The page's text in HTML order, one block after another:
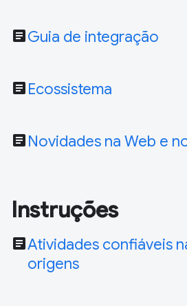
articleGuia de integração
article Ecossistema
article Novidades na Web e
Instruções
articleAtividades confiáveis
origens